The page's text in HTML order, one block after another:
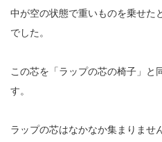
中が空の状態で重いものを乗せた
でした。
この芯を「ラップの芯の椅子」と
す。
ラップの芯はなかなか集まりませ